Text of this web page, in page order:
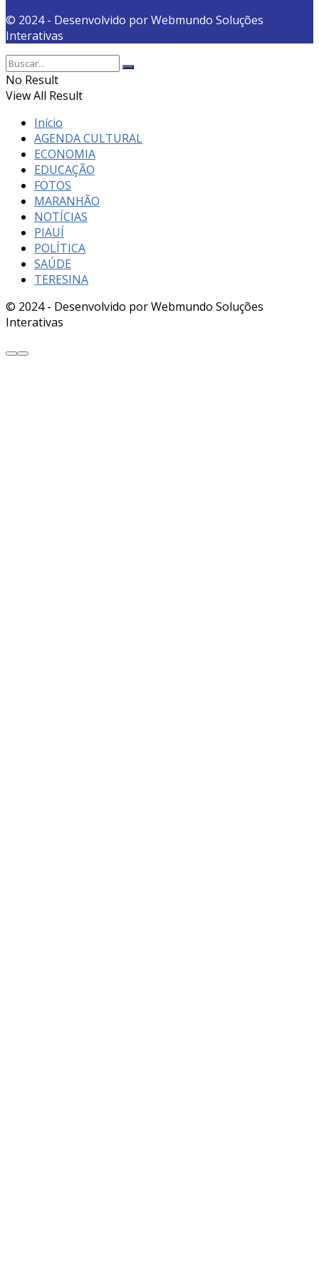
© 2024 - Desenvolvido por Webmundo Soluções
Interativas
No Result
View All Result
Início
AGENDA CULTURAL
ECONOMIA
EDUCAÇÃO
FOTOS
MARANHÃO
NOTÍCIAS
PIAUÍ
POLÍTICA
SAÚDE
TERESINA
© 2024 - Desenvolvido por Webmundo Soluções
Interativas